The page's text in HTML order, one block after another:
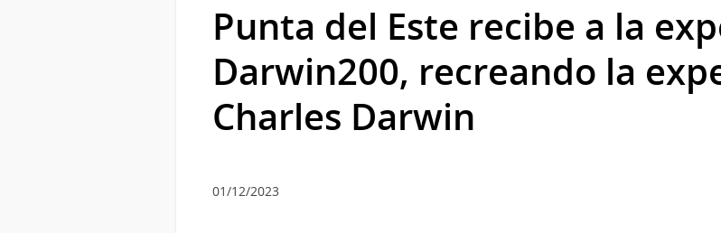
Punta del Este recibe a la
Darwin200, recreando la
Charles Darwin
01/12/2023